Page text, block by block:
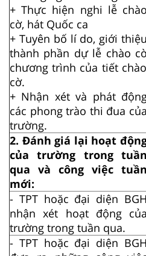
+ Thực hiện nghi lễ chào
cờ, hát Quốc ca
+ Tuyên bố lí do, giới thiệu
thành phần dự lễ chào c
chương trình của tiết chào
cờ.
+ Nhận xét và phát
các phong trào thi đua của
trường.
2. Đánh giá lại hoạt
của trường trong tuần
qua và công việc tuần
mới:
- TPT hoặc đại diện BGH
nhận xét hoạt động của
trường trong tuần qua.
- TPT hoặc đại diện BGH